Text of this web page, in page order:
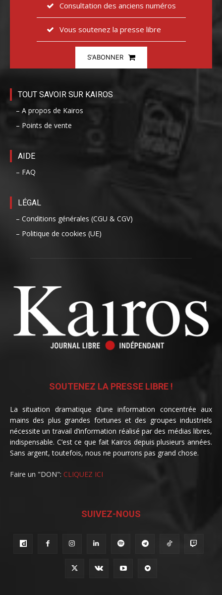
Consultation des anciens numéros
Vous soutenez la presse libre
S'ABONNER
TOUT SAVOIR SUR KAIROS
– A propos de Kairos
– Points de vente
AIDE
– FAQ
LÉGAL
– Conditions générales (CGU & CGV)
– Politique de cookies (UE)
SOUTENEZ LA PRESSE LIBRE !
La situation dramatique d’une information concentrée aux
mains des plus grandes fortunes et des groupes industriels
nécessite un travail d’information réalisé par des médias libres,
indispensable. C’est ce que fait Kairos depuis plusieurs années.
Sans argent, toutefois, nous ne pourrons pas grand chose.
Faire un "DON": CLIQUEZ ICI
SUIVEZ-NOUS